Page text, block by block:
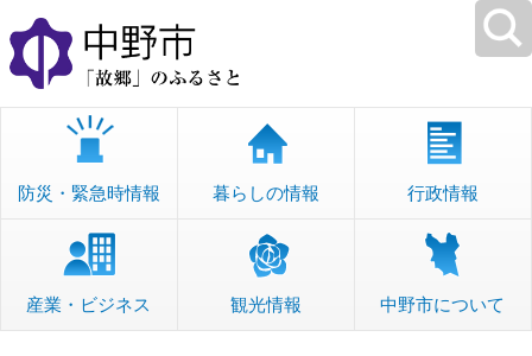
本
文
へ
移
防災・緊急時情報 暮らしの情報 行政情報
産業・ビジネス 観光情報 中野市について